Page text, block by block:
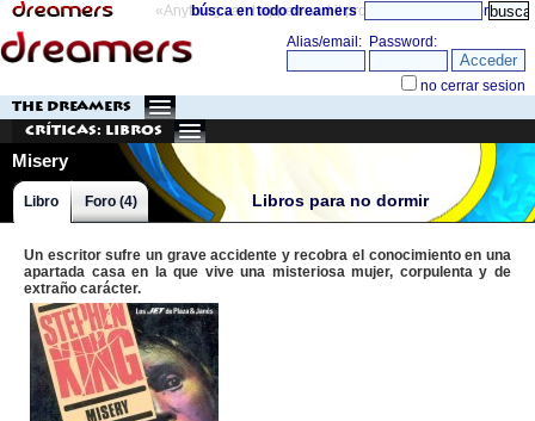
«Anything can happen and it probably will» directorio
búsca en todo dreamers
THE DREAMERS
Críticas: Libros
Misery
Libros para no dormir
Libro Foro (4)
Un escritor sufre un grave accidente y recobra el conocimiento en una
apartada casa en la que vive una misteriosa mujer, corpulenta y de
extraño carácter.